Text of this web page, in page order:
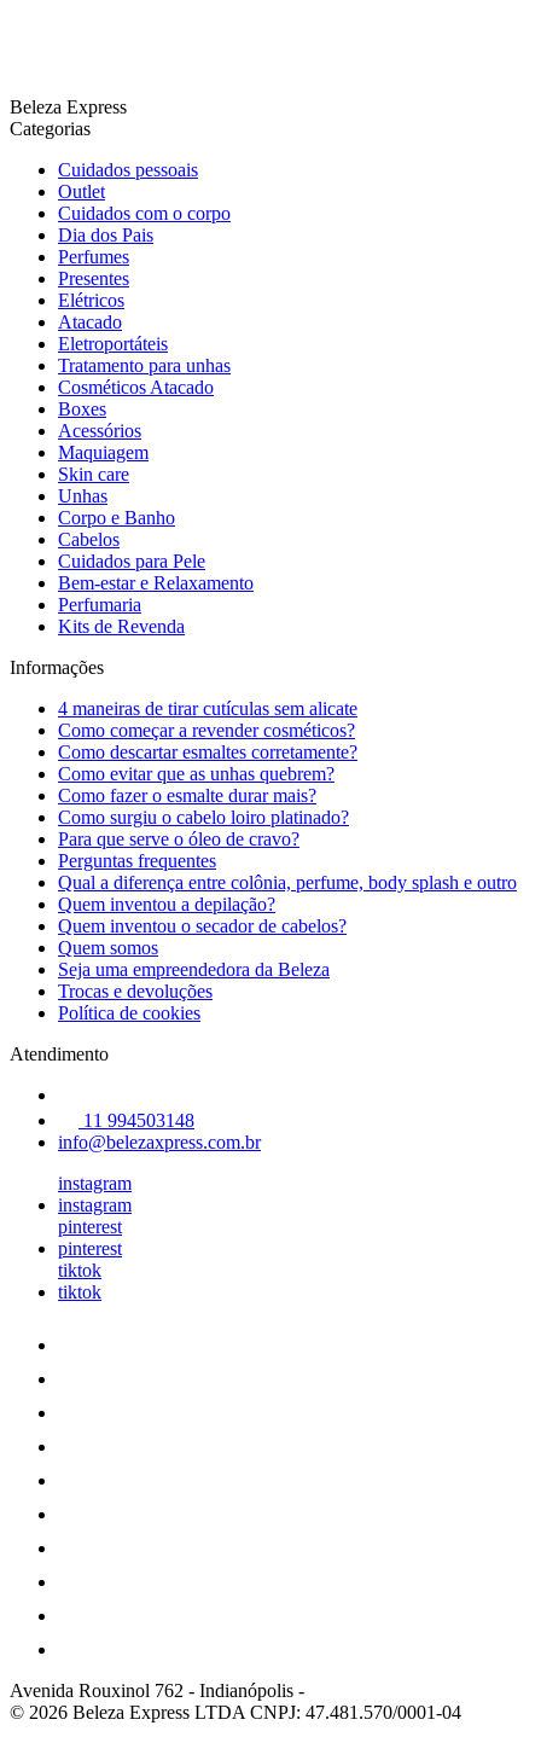
Beleza Express
Categorias
Cuidados pessoais
Outlet
Cuidados com o corpo
Dia dos Pais
Perfumes
Presentes
Elétricos
Atacado
Eletroportáteis
Tratamento para unhas
Cosméticos Atacado
Boxes
Acessórios
Maquiagem
Skin care
Unhas
Corpo e Banho
Cabelos
Cuidados para Pele
Bem-estar e Relaxamento
Perfumaria
Kits de Revenda
Informações
4 maneiras de tirar cutículas sem alicate
Como começar a revender cosméticos?
Como descartar esmaltes corretamente?
Como evitar que as unhas quebrem?
Como fazer o esmalte durar mais?
Como surgiu o cabelo loiro platinado?
Para que serve o óleo de cravo?
Perguntas frequentes
Qual a diferença entre colônia, perfume, body splash e outro
Quem inventou a depilação?
Quem inventou o secador de cabelos?
Quem somos
Seja uma empreendedora da Beleza
Trocas e devoluções
Política de cookies
Atendimento
11 994503148
info@belezaxpress.com.br
instagram
instagram
pinterest
pinterest
tiktok
tiktok
Avenida Rouxinol 762 - Indianópolis -
© 2026 Beleza Express LTDA CNPJ: 47.481.570/0001-04